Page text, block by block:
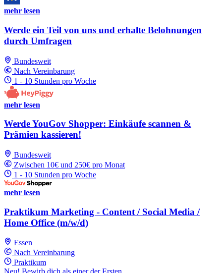
mehr lesen
Werde ein Teil von uns und erhalte Belohnungen
durch Umfragen
Bundesweit
Nach Vereinbarung
1 - 10 Stunden pro Woche
mehr lesen
Werde YouGov Shopper: Einkäufe scannen &
Prämien kassieren!
Bundesweit
Zwischen 10€ und 250€ pro Monat
1 - 10 Stunden pro Woche
mehr lesen
Praktikum Marketing - Content / Social Media /
Home Office (m/w/d)
Essen
Nach Vereinbarung
Praktikum